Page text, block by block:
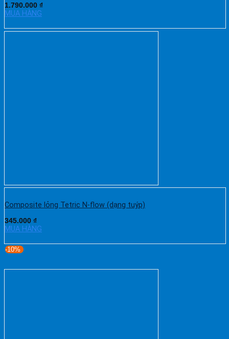
1.790.000 ₫
MUA HÀNG
Composite lỏng Tetric N-flow (dạng tuýp)
345.000 ₫
MUA HÀNG
-10%